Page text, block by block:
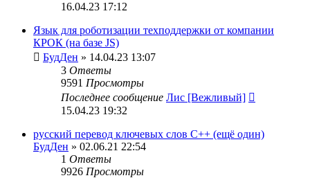
16.04.23 17:12
Язык для роботизации техподдержки от компании
КРОК (на базе JS)
БудДен » 14.04.23 13:07
3 Ответы
9591 Просмотры
Последнее сообщение Лис [Вежливый]
15.04.23 19:32
русский перевод ключевых слов C++ (ещё один)
БудДен » 02.06.21 22:54
1 Ответы
9926 Просмотры